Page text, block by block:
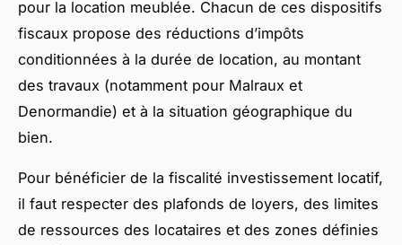
pour la location meublée. Chacun de ces dispositifs
fiscaux propose des réductions d’impôts
conditionnées à la durée de location, au montant
des travaux (notamment pour Malraux et
Denormandie) et à la situation géographique du
bien.
Pour bénéficier de la fiscalité investissement locatif,
il faut respecter des plafonds de loyers, des limites
de ressources des locataires et des zones définies